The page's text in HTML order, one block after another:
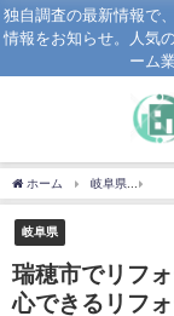
独自調査の最新情報で
情報をお知らせ。人気
ーム
ホーム 岐阜県
岐阜県
瑞穂市でリフ
心できるリフ